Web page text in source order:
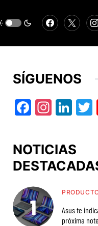
SÍGUENOS
Facebook
NOTICIAS
Asus te
próxima